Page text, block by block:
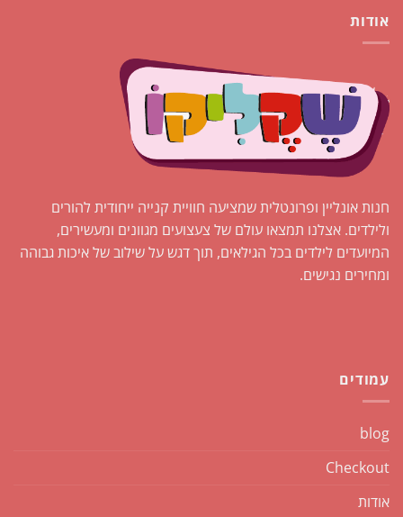
אודות
חנות אונליין ופרונטלית שמציעה חוויית קנייה ייחודית להורים
ולילדים. אצלנו תמצאו עולם של צעצועים מגוונים ומעשירים,
המיועדים לילדים בכל הגילאים, תוך דגש על שילוב של איכות גבוהה
ומחירים נגישים.
עמודים
blog
Checkout
אודות